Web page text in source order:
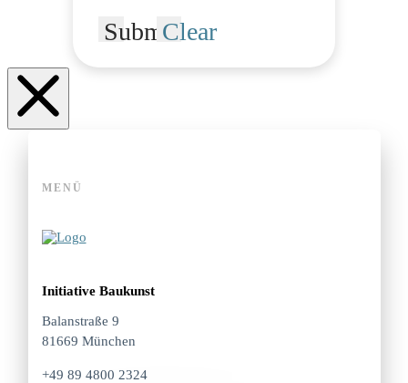
SubmitClear
MENÜ
Initiative Baukunst
Balanstraße 9
81669 München
+49 89 4800 2324